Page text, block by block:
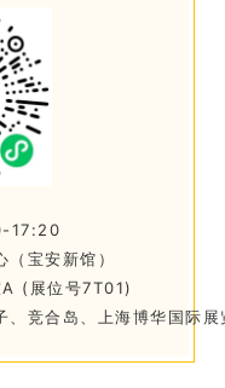
17:20
宝安新馆）
(展位号7T01)
、竞合岛、上海博华国际